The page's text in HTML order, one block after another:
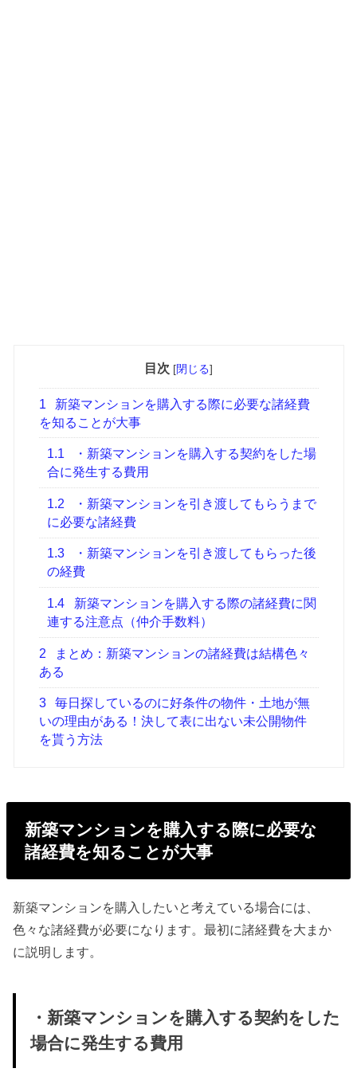
目次 [閉じる]
1
新築マンションを購入する際に必要な諸経費
を知ることが大事
1.1
・新築マンションを購入する契約をした場
合に発生する費用
1.2
・新築マンションを引き渡してもらうまで
に必要な諸経費
1.3
・新築マンションを引き渡してもらった後
の経費
1.4
新築マンションを購入する際の諸経費に関
連する注意点（仲介手数料）
2
まとめ：新築マンションの諸経費は結構色々
ある
3
毎日探しているのに好条件の物件・土地が無
いの理由がある！決して表に出ない未公開物件
を貰う方法
新築マンションを購入する際に必要な
諸経費を知ることが大事
新築マンションを購入したいと考えている場合には、
色々な諸経費が必要になります。最初に諸経費を大まか
に説明します。
・新築マンションを購入する契約をした
場合に発生する費用